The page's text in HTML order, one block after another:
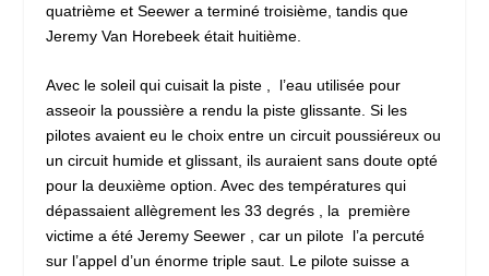
quatrième et Seewer a terminé troisième, tandis que
Jeremy Van Horebeek était huitième.
Avec le soleil qui cuisait la piste , l’eau utilisée pour
asseoir la poussière a rendu la piste glissante. Si les
pilotes avaient eu le choix entre un circuit poussiéreux ou
un circuit humide et glissant, ils auraient sans doute opté
pour la deuxième option. Avec des températures qui
dépassaient allègrement les 33 degrés , la première
victime a été Jeremy Seewer , car un pilote l’a percuté
sur l’appel d’un énorme triple saut. Le pilote suisse a